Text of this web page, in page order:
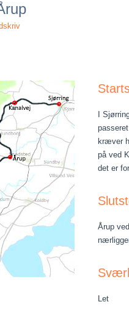
I
kræver
på ved
det er
Årup
Let